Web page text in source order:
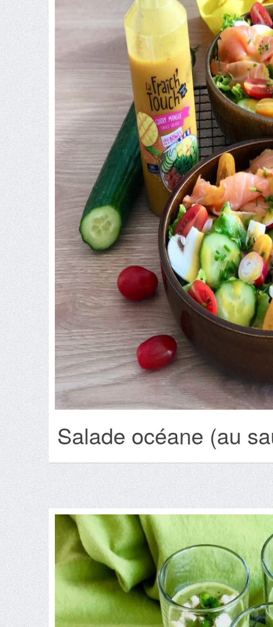
Salade océane (au